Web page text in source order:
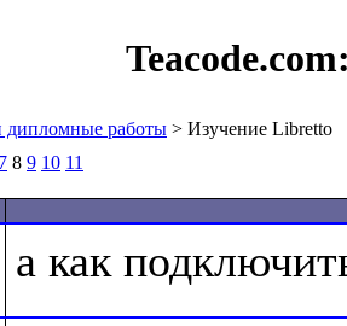
дипломные работы > Изучение Libretto
7 8 9 10 11